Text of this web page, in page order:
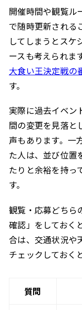
開催時間や観覧ル
で随時更新される
してしまうとスケ
ースも考えられま
大食い王決定戦の
す。
実際に過去イベン
間の変更を見落と
声もあります。一
た人は、並び位置
たりと余裕を持っ
す。
観覧・応募どちら
確認」をしておく
合は、交通状況や
チェックしておく
質問